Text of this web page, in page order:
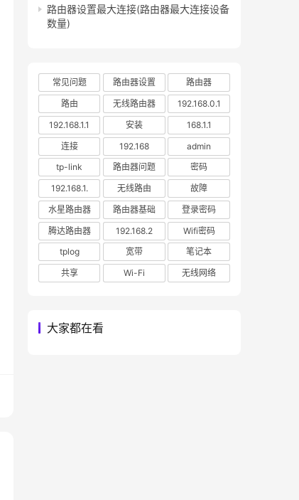
路由器设置最大连接(路由器最大连接设备
数量)
常见问题 路由器设置
路由器
路由
无线路由器
192.168.0.1
192.168.1.1
安装
168.1.1
连接
192.168
admin
tp-link
路由器问题
密码
192.168.1.
无线路由
故障
水星路由器
路由器基础
登录密码
腾达路由器
192.168.2
Wifi密码
tplog
宽带
笔记本
共享
Wi-Fi 无线网络
大家都在看